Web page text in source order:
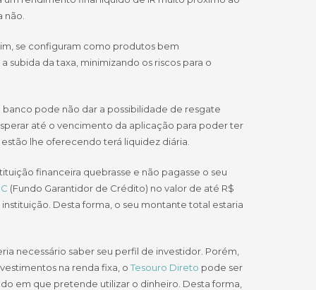
não.
se configuram como produtos bem
subida da taxa, minimizando os riscos para o
pode não dar a possibilidade de resgate
até o vencimento da aplicação para poder ter
lhe oferecendo terá liquidez diária.
financeira quebrasse e não pagasse o seu
(Fundo Garantidor de Crédito) no valor de até R$
Desta forma, o seu montante total estaria
necessário saber seu perfil de investidor. Porém,
na renda fixa, o Tesouro Direto pode ser
em que pretende utilizar o dinheiro. Desta forma,